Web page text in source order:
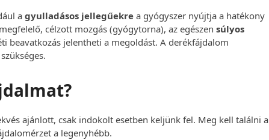
agyulladásos jellegűekre a gyógyszer nyújtja a hatékony
célzott mozgás (gyógytorna), az egészensúlyos
beavatkozás jelentheti a megoldást. A derékfájdalom
szükséges.
ajánlott, csak indokolt esetben keljünk fel. Meg kell találni a
a legenyhébb.